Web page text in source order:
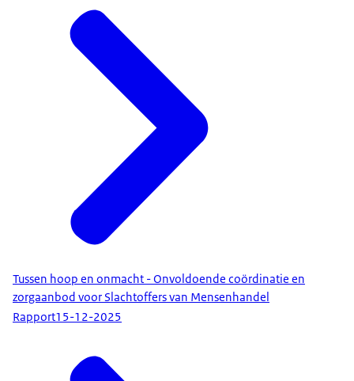
Tussen hoop en onmacht - Onvoldoende coördinatie en
zorgaanbod voor Slachtoffers van Mensenhandel
Rapport15-12-2025